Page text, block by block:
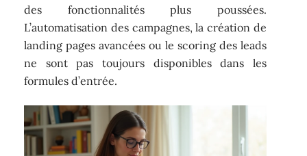
des fonctionnalités plus poussées.
L’automatisation des campagnes, la création de
landing pages avancées ou le scoring des leads
ne sont pas toujours disponibles dans les
formules d’entrée.